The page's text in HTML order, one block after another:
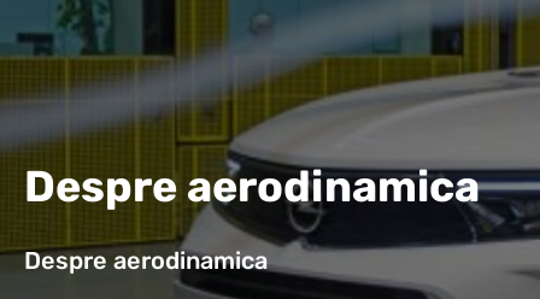
Despre aerodinamica
Despre aerodinamica